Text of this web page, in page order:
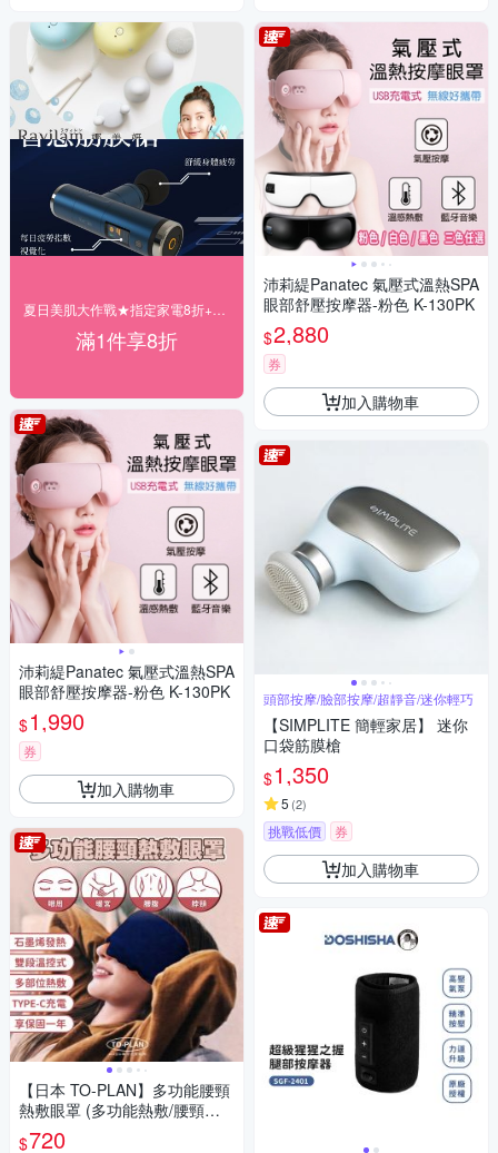
滿1件享8折
沛莉緹Panatec 氣壓式溫熱SPA
眼部舒壓按摩器-粉色 K-130PK
$1,990
券
加入購物車
【日本 TO-PLAN】多功能腰頸
熱敷眼罩 (多功能熱敷/腰頸熱
敷/石墨烯眼罩/暖宮帶/熱敷墊/
$720
沛莉緹Panatec 氣壓式溫熱SPA
眼部舒壓按摩器-粉色 K-130PK
$2,880
券
加入購物車
頭部按摩/臉部按摩/超靜音/迷你輕巧
【SIMPLITE 簡輕家居】 迷你
口袋筋膜槍
$1,350
5 (2)
挑戰低價 券
加入購物車